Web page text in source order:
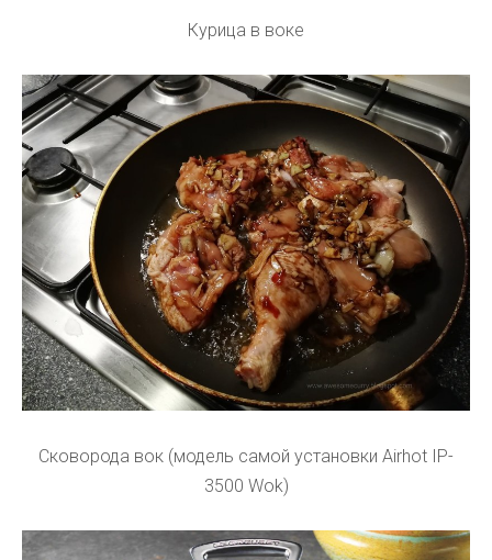
Курица в воке
Сковорода вок (модель самой установки Airhot IP-
3500 Wok)